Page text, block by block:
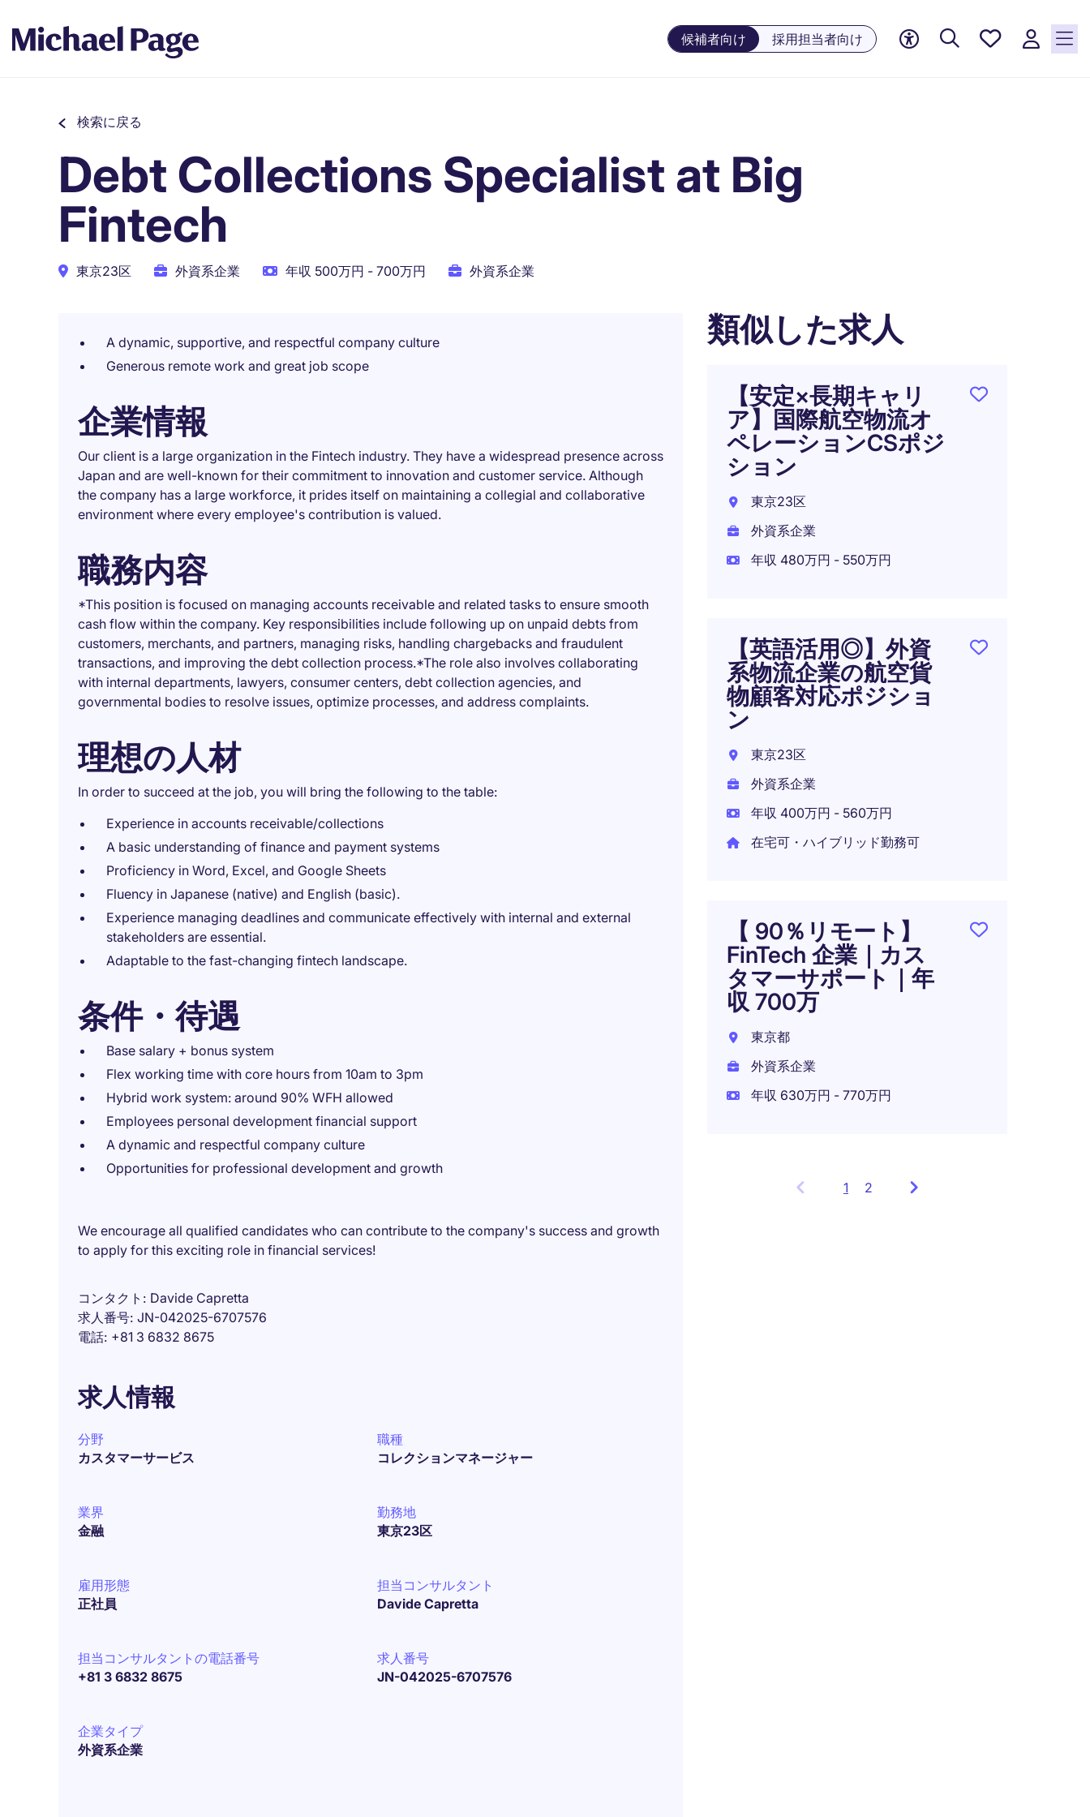
候補者向け 採用担当者向け
お気に
検索に戻る
Debt Collections Specialist at Big
Fintech
東京23区 外資系企業 年収 500万円 - 700万円 外資系企業
A dynamic, supportive, and respectful company culture
Generous remote work and great job scope
企業情報
Our client is a large organization in the Fintech industry. They have a widespread presence across
Japan and are well-known for their commitment to innovation and customer service. Although
the company has a large workforce, it prides itself on maintaining a collegial and collaborative
environment where every employee's contribution is valued.
職務内容
*This position is focused on managing accounts receivable and related tasks to ensure smooth
cash flow within the company. Key responsibilities include following up on unpaid debts from
customers, merchants, and partners, managing risks, handling chargebacks and fraudulent
transactions, and improving the debt collection process.*The role also involves collaborating
with internal departments, lawyers, consumer centers, debt collection agencies, and
governmental bodies to resolve issues, optimize processes, and address complaints.
理想の人材
In order to succeed at the job, you will bring the following to the table:
Experience in accounts receivable/collections
A basic understanding of finance and payment systems
Proficiency in Word, Excel, and Google Sheets
Fluency in Japanese (native) and English (basic).
Experience managing deadlines and communicate effectively with internal and external
stakeholders are essential.
Adaptable to the fast-changing fintech landscape.
条件・待遇
Base salary + bonus system
Flex working time with core hours from 10am to 3pm
Hybrid work system: around 90% WFH allowed
Employees personal development financial support
A dynamic and respectful company culture
Opportunities for professional development and growth
We encourage all qualified candidates who can contribute to the company's success and growth
to apply for this exciting role in financial services!
コンタクト
Davide Capretta
求人番号 JN-042025-6707576
電話 +81 3 6832 8675
求人情報
分野
カスタマーサービス
職種
コレクションマネージャー
業界
金融
勤務地
東京23区
雇用形態
正社員
担当コンサルタント
Davide Capretta
担当コンサルタントの電話番号
+81 3 6832 8675
求人番号
JN-042025-6707576
企業タイプ
外資系企業
類似した求人
【安定×長期キャリ
ア】国際航空物流オ
ペレーションCSポジ
ション
東京23区
外資系企業
年収 480万円 - 550万円
【英語活用◎】外資
系物流企業の航空貨
物顧客対応ポジショ
ン
東京23区
外資系企業
年収 400万円 - 560万円
在宅可・ハイブリッド勤務可
【 90％リモート】
FinTech 企業｜カス
タマーサポート｜年
収 700万
東京都
外資系企業
年収 630万円 - 770万円
1 Showing
2